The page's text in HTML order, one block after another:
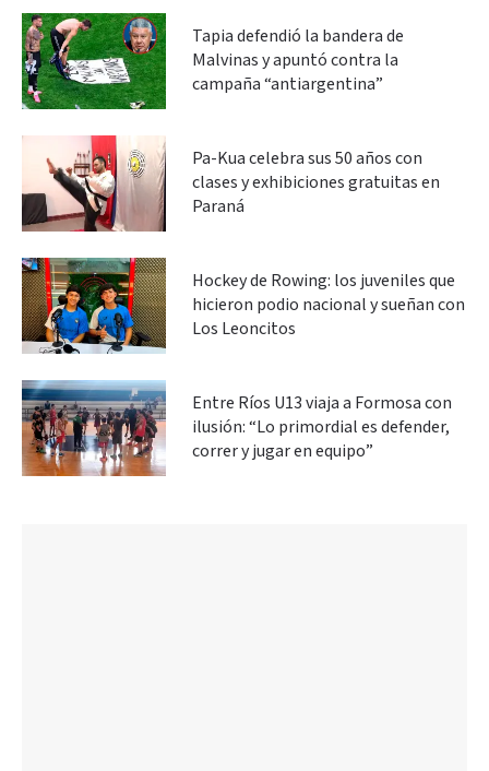
Tapia defendió la bandera de
Malvinas y apuntó contra la
campaña “antiargentina”
Pa-Kua celebra sus 50 años con
clases y exhibiciones gratuitas en
Paraná
Hockey de Rowing: los juveniles que
hicieron podio nacional y sueñan con
Los Leoncitos
Entre Ríos U13 viaja a Formosa con
ilusión: “Lo primordial es defender,
correr y jugar en equipo”